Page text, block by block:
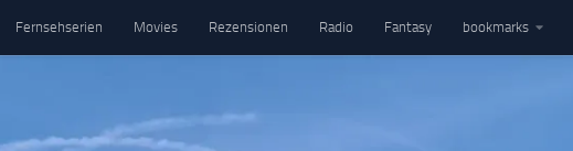
Fernsehserien Movies Rezensionen Radio Fantasy bookmarks